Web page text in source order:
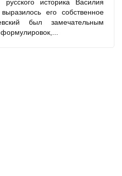
историка Василия
его собственное
был замечательным